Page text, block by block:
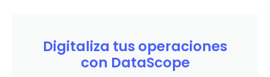
Digitaliza tus operaciones
con DataScope